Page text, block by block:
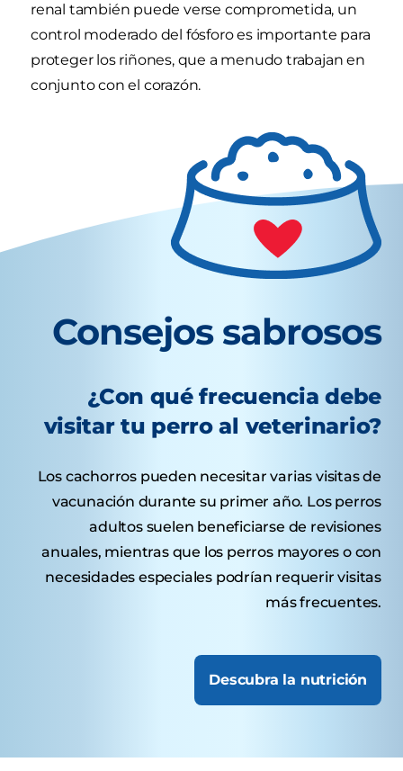
renal también puede verse comprometida, un
control moderado del fósforo es importante para
proteger los riñones, que a menudo trabajan en
conjunto con el corazón.
Consejos sabrosos
¿Con qué frecuencia debe
visitar tu perro al veterinario?
Los cachorros pueden necesitar varias visitas de
vacunación durante su primer año. Los perros
adultos suelen beneficiarse de revisiones
anuales, mientras que los perros mayores o con
necesidades especiales podrían requerir visitas
más frecuentes.
Descubra la nutrición